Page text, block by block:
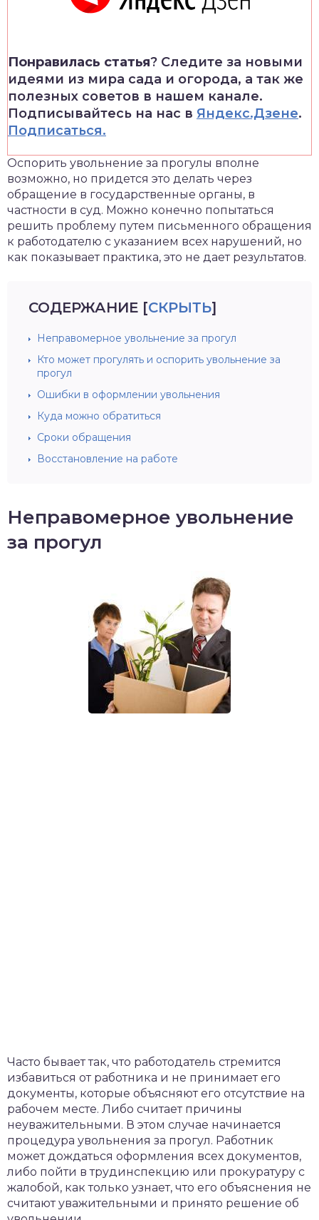
Понравилась статья? Следите за новыми
идеями из мира сада и огорода, а так же
полезных советов в нашем канале.
Подписывайтесь на нас в Яндекс.Дзене.
Подписаться.
Оспорить увольнение за прогулы вполне
возможно, но придется это делать через
обращение в государственные органы, в
частности в суд. Можно конечно попытаться
решить проблему путем письменного обращения
к работодателю с указанием всех нарушений, но
как показывает практика, это не дает результатов.
СОДЕРЖАНИЕ [СКРЫТЬ]
Неправомерное увольнение за прогул
Кто может прогулять и оспорить увольнение за
прогул
Ошибки в оформлении увольнения
Куда можно обратиться
Сроки обращения
Восстановление на работе
Неправомерное увольнение
за прогул
Часто бывает так, что работодатель стремится
избавиться от работника и не принимает его
документы, которые объясняют его отсутствие на
рабочем месте. Либо считает причины
неуважительными. В этом случае начинается
процедура увольнения за прогул. Работник
может дождаться оформления всех документов,
либо пойти в трудинспекцию или прокуратуру с
жалобой, как только узнает, что его объяснения не
считают уважительными и принято решение об